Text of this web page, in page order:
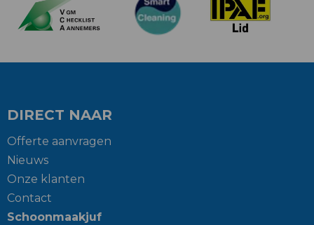
DIRECT NAAR
Offerte aanvragen
Nieuws
Onze klanten
Contact
Schoonmaakjuf